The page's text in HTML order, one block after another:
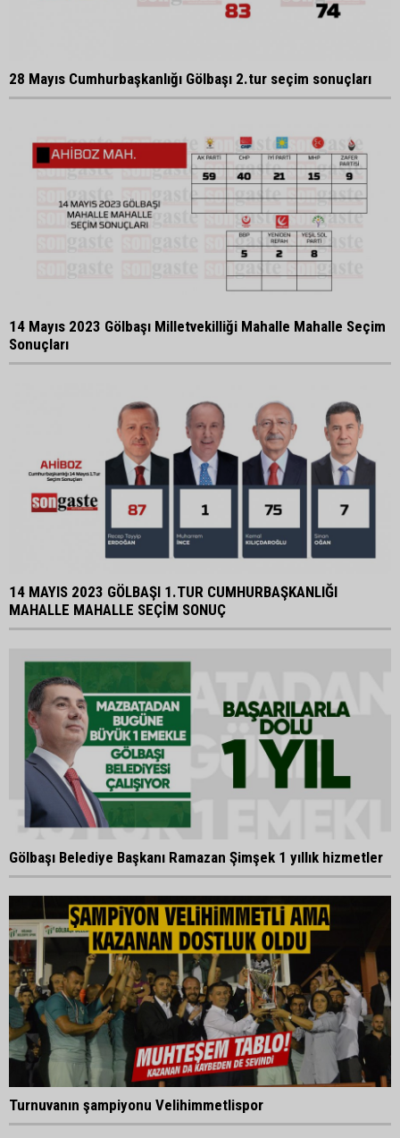
28 Mayıs Cumhurbaşkanlığı Gölbaşı 2.tur seçim sonuçları
14 Mayıs 2023 Gölbaşı Milletvekilliği Mahalle Mahalle Seçim
Sonuçları
14 MAYIS 2023 GÖLBAŞI 1.TUR CUMHURBAŞKANLIĞI
MAHALLE MAHALLE SEÇİM SONUÇ
Gölbaşı Belediye Başkanı Ramazan Şimşek 1 yıllık hizmetler
Turnuvanın şampiyonu Velihimmetlispor